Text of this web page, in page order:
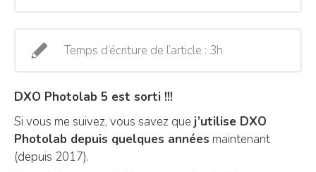
Temps d’écriture de l’article : 3h
DXO Photolab 5 est sorti !!!
Si vous me suivez, vous savez que j’utilise DXO
Photolab depuis quelques années maintenant
(depuis 2017).